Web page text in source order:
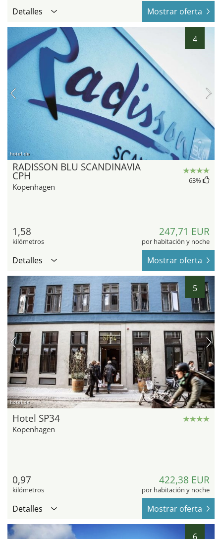
Detalles Mostrar oferta
4
hotel.de
RADISSON BLU SCANDINAVIA
CPH
Kopenhagen
63%
1,58
kilómetros
247,71 EUR
por habitación y noche
Detalles Mostrar oferta
5
hotel.de
Hotel SP34
Kopenhagen
0,97
kilómetros
422,38 EUR
por habitación y noche
Detalles Mostrar oferta
6